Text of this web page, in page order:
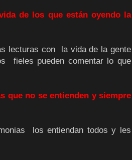
de los que están oyendo la
lecturas con la vida de la gente
fieles pueden comentar lo que
que no se entienden y siempre
los entiendan todos y les